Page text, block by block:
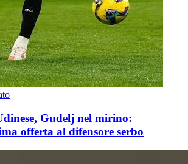
Gudelj nel mirino:
offerta al difensore serbo